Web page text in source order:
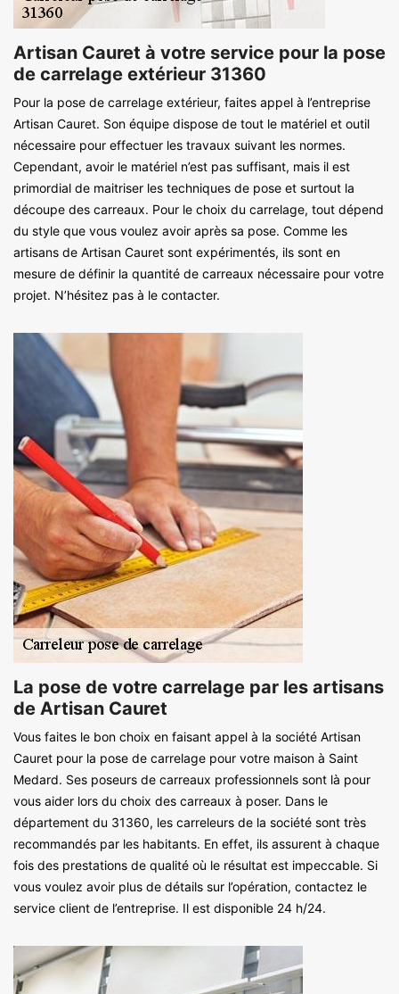
Artisan Cauret à votre service pour la pose
de carrelage extérieur 31360
Pour la pose de carrelage extérieur, faites appel à l’entreprise
Artisan Cauret. Son équipe dispose de tout le matériel et outil
nécessaire pour effectuer les travaux suivant les normes.
Cependant, avoir le matériel n’est pas suffisant, mais il est
primordial de maitriser les techniques de pose et surtout la
découpe des carreaux. Pour le choix du carrelage, tout dépend
du style que vous voulez avoir après sa pose. Comme les
artisans de Artisan Cauret sont expérimentés, ils sont en
mesure de définir la quantité de carreaux nécessaire pour votre
projet. N’hésitez pas à le contacter.
La pose de votre carrelage par les artisans
de Artisan Cauret
Vous faites le bon choix en faisant appel à la société Artisan
Cauret pour la pose de carrelage pour votre maison à Saint
Medard. Ses poseurs de carreaux professionnels sont là pour
vous aider lors du choix des carreaux à poser. Dans le
département du 31360, les carreleurs de la société sont très
recommandés par les habitants. En effet, ils assurent à chaque
fois des prestations de qualité où le résultat est impeccable. Si
vous voulez avoir plus de détails sur l’opération, contactez le
service client de l’entreprise. Il est disponible 24 h/24.